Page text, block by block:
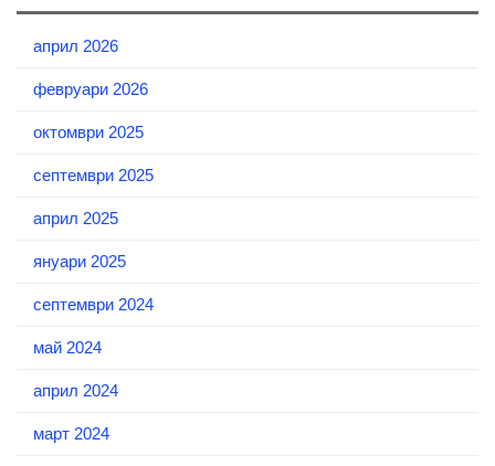
април 2026
февруари 2026
октомври 2025
септември 2025
април 2025
януари 2025
септември 2024
май 2024
април 2024
март 2024